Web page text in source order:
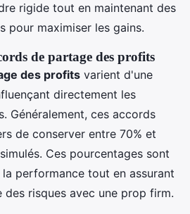
rigide tout en maintenant des
pour maximiser les gains.
de partage des profits
des profits varient d'une
directement les
Généralement, ces accords
de conserver entre 70% et
Ces pourcentages sont
performance tout en assurant
des risques avec une prop firm.